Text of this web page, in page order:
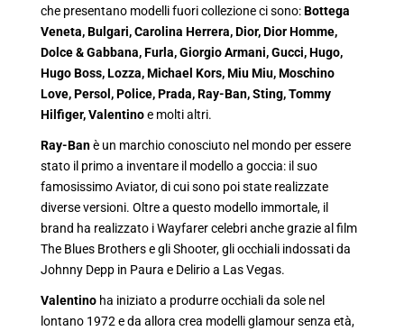
che presentano modelli fuori collezione ci sono:Bottega
Veneta, Bulgari, Carolina Herrera, Dior, Dior Homme,
Dolce & Gabbana, Furla, Giorgio Armani, Gucci, Hugo,
Hugo Boss, Lozza, Michael Kors, Miu Miu, Moschino
Love, Persol, Police, Prada, Ray-Ban, Sting, Tommy
Hilfiger, Valentinoe molti altri.
Ray-Banè un marchio conosciuto nel mondo per essere
stato il primo a inventare il modello a goccia: il suo
famosissimo Aviator, di cui sono poi state realizzate
diverse versioni. Oltre a questo modello immortale, il
brand ha realizzato i Wayfarer celebri anche grazie al film
The Blues Brothers e gli Shooter, gli occhiali indossati da
Johnny Depp in Paura e Delirio a Las Vegas.
Valentino ha iniziato a produrre occhiali da sole nel
lontano 1972 e da allora crea modelli glamour senza età,